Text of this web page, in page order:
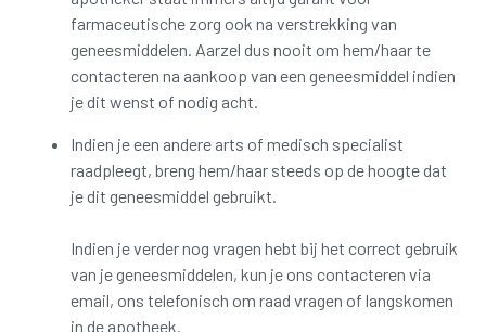
farmaceutische zorg ook na verstrekking van
geneesmiddelen. Aarzel dus nooit om hem/haar te
contacteren na aankoop van een geneesmiddel indien
je dit wenst of nodig acht.
Indien je een andere arts of medisch specialist
raadpleegt, breng hem/haar steeds op de hoogte dat
je dit geneesmiddel gebruikt.
Indien je verder nog vragen hebt bij het correct gebruik
van je geneesmiddelen, kun je ons contacteren via
email, ons telefonisch om raad vragen of langskomen
in de apotheek.